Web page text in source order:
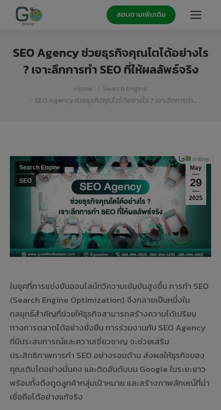
สอบถามเพิ่มเติม
SEO Agency ช่วยธุรกิจคุณโตได้อย่างไร
? เจาะลึกการทำ SEO ที่ให้ผลลัพธ์จริง
Home
Search Engine
SEO Agency ช่วยธุรกิจคุณโตได้อย่างไร ? เจาะลึกการทำ…
May
29
2025
Search Engine
SEO
ในยุคที่การแข่งขันออนไลน์ทวีความเข้มข้นสูงขึ้น การทำ SEO
(Search Engine Optimization) จึงกลายเป็นหนึ่งใน
กลยุทธ์สำคัญที่ช่วยให้ธุรกิจสามารถสร้างความได้เปรียบ
ทางการตลาดได้อย่างยั่งยืน การร่วมงานกับ SEO Agency
ที่มีประสบการณ์และความเชี่ยวชาญ จะช่วยเสริม
ประสิทธิภาพการทำ SEO อย่างรอบด้าน ส่งผลให้ธุรกิจของ
คุณเติบโตอย่างมั่นคง และติดอันดับบน Google ในระยะยาว
พร้อมทั้งดึงดูดลูกค้ากลุ่มเป้าหมาย และสร้างภาพลักษณ์ที่น่า
เชื่อถือได้อย่างแท้จริง